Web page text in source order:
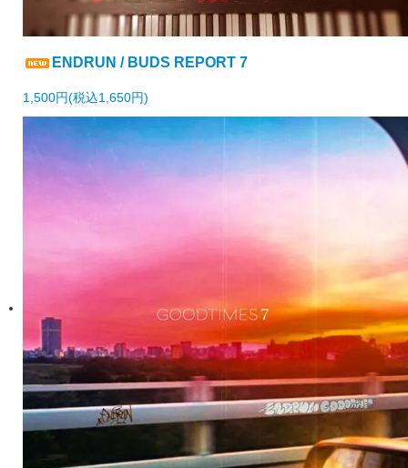
ENDRUN / BUDS REPORT 7
1,500円(税込1,650円)